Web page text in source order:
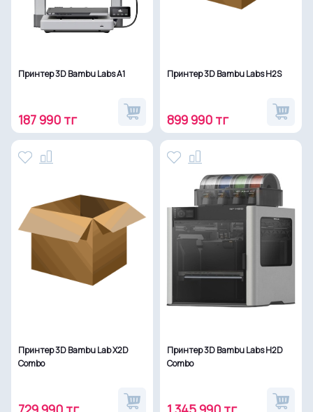
Принтер 3D Bambu Labs A1
187 990 тг
Принтер 3D Bambu Labs H2S
899 990 тг
Принтер 3D Bambu Lab X2D
Combo
Принтер 3D Bambu Labs H2D
Combo